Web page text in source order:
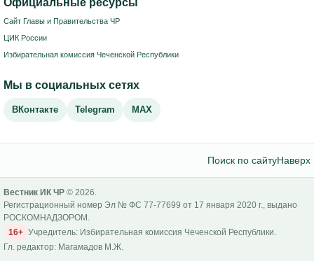
Официальные ресурсы
Сайт Главы и Правительства ЧР
ЦИК России
Избирательная комиссия Чеченской Республики
Мы в социальных сетях
ВКонтакте Telegram MAX
Поиск по сайтуНаверх
Вестник ИК ЧР © 2026.
Регистрационный номер Эл № ФС 77-77699 от 17 января 2020 г., выдано
РОСКОМНАДЗОРОМ.
16+ Учредитель: Избирательная комиссия Чеченской Республики.
Гл. редактор: Магамадов М.Ж.